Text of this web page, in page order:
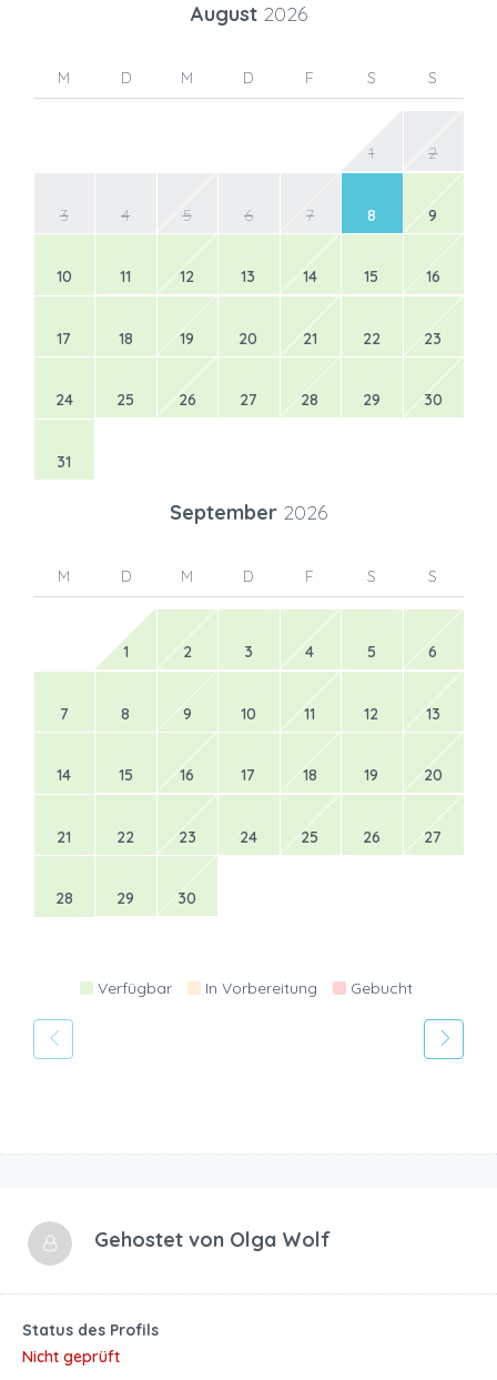
August 2026
M D M D F S S
1 2
3 4 5 6 7 8 9
10 11 12 13 14 15 16
17 18 19 20 21 22 23
24 25 26 27 28 29 30
31
September 2026
M D M D F S S
1 2 3 4 5 6
7 8 9 10 11 12 13
14 15 16 17 18 19 20
21 22 23 24 25 26 27
28 29 30
Verfügbar In Vorbereitung Gebucht
Gehostet von Olga Wolf
Status des Profils
Nicht geprüft